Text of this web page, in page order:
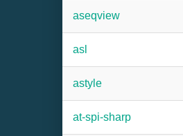
aseqview
asl
astyle
at-spi-sharp